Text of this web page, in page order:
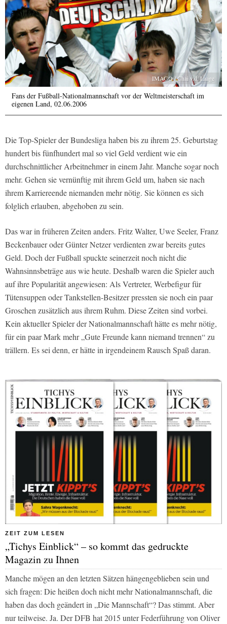
IMAGO / Chai v.d. Laage
Fans der Fußball-Nationalmannschaft vor der Weltmeisterschaft im
eigenen Land, 02.06.2006
Die Top-Spieler der Bundesliga haben bis zu ihrem 25. Geburtstag
hundert bis fünfhundert mal so viel Geld verdient wie ein
durchschnittlicher Arbeitnehmer in einem Jahr. Manche sogar noch
mehr. Gehen sie vernünftig mit ihrem Geld um, haben sie nach
ihrem Karriereende niemanden mehr nötig. Sie können es sich
folglich erlauben, abgehoben zu sein.
Das war in früheren Zeiten anders. Fritz Walter, Uwe Seeler, Franz
Beckenbauer oder Günter Netzer verdienten zwar bereits gutes
Geld. Doch der Fußball spuckte seinerzeit noch nicht die
Wahnsinnsbeträge aus wie heute. Deshalb waren die Spieler auch
auf ihre Popularität angewiesen: Als Vertreter, Werbefigur für
Tütensuppen oder Tankstellen-Besitzer pressten sie noch ein paar
Groschen zusätzlich aus ihrem Ruhm. Diese Zeiten sind vorbei.
Kein aktueller Spieler der Nationalmannschaft hätte es mehr nötig,
für ein paar Mark mehr „Gute Freunde kann niemand trennen“ zu
trällern. Es sei denn, er hätte in irgendeinem Rausch Spaß daran.
ZEIT ZUM LESEN
„Tichys Einblick“ – so kommt das gedruckte
Magazin zu Ihnen
Manche mögen an den letzten Sätzen hängengeblieben sein und
sich fragen: Die heißen doch nicht mehr Nationalmannschaft, die
haben das doch geändert in „Die Mannschaft“? Das stimmt. Aber
nur teilweise. Ja. Der DFB hat 2015 unter Federführung von Oliver